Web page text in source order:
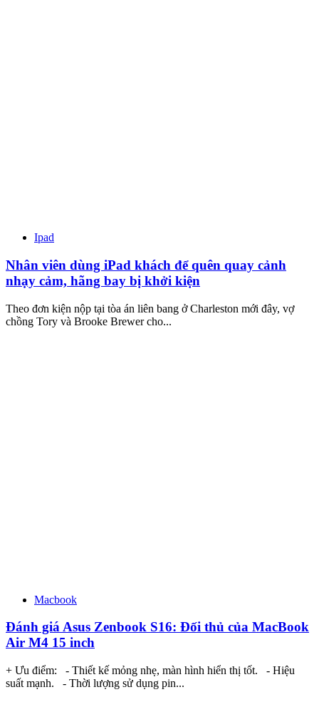
Ipad
Nhân viên dùng iPad khách để quên quay cảnh
nhạy cảm, hãng bay bị khởi kiện
Theo đơn kiện nộp tại tòa án liên bang ở Charleston mới đây, vợ
chồng Tory và Brooke Brewer cho...
Macbook
Đánh giá Asus Zenbook S16: Đối thủ của MacBook
Air M4 15 inch
+ Ưu điểm: - Thiết kế mỏng nhẹ, màn hình hiển thị tốt. - Hiệu
suất mạnh. - Thời lượng sử dụng pin...